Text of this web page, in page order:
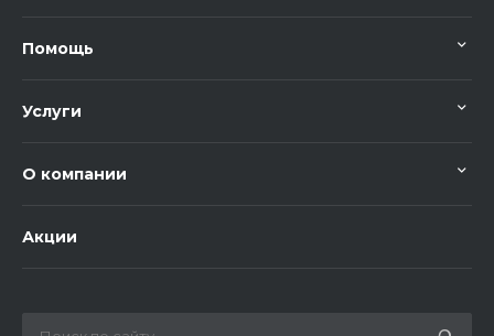
Помощь
Услуги
О компании
Акции